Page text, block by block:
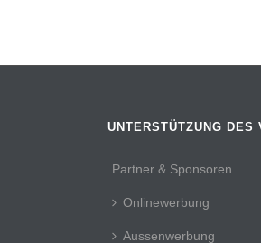
UNTERSTÜTZUNG DES
Partner & Sponsoren
Onlinewerbung
Aussenwerbung